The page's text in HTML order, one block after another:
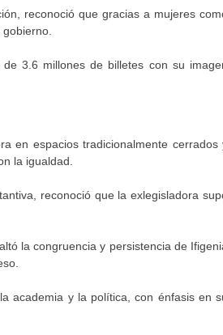
reconoció que gracias a mujeres
3.6 millones de billetes con su
en espacios tradicionalmente cerrados
la igualdad.
reconoció que la exlegisladora
la congruencia y persistencia de
academia y la política, con énfasis en